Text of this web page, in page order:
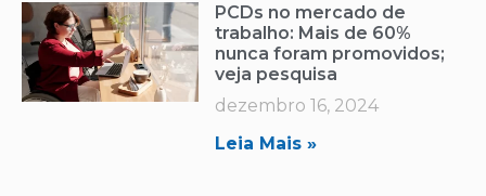
PCDs no mercado de
trabalho: Mais de 60%
nunca foram promovidos;
veja pesquisa
dezembro 16, 2024
Leia Mais »